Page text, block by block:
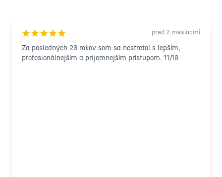
¡¡¡¡¡ pred 2 mesiacmi
Za posledných 20 rokov som sa nestretol s lepším,
profesionálnejším a prijemnejším prístupom. 11/10